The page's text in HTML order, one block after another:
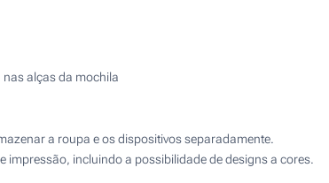
alças da mochila
a roupa e os dispositivos separadamente.
impressão, incluindo a possibilidade de designs a cores.